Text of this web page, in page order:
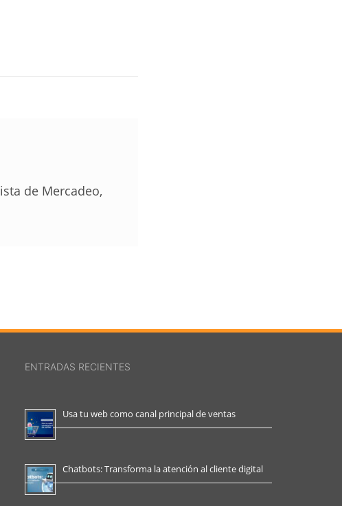
de Mercadeo,
ENTRADAS RECIENTES
Usa tu web como canal principal de ventas
Chatbots: Transforma la atención al cliente digital